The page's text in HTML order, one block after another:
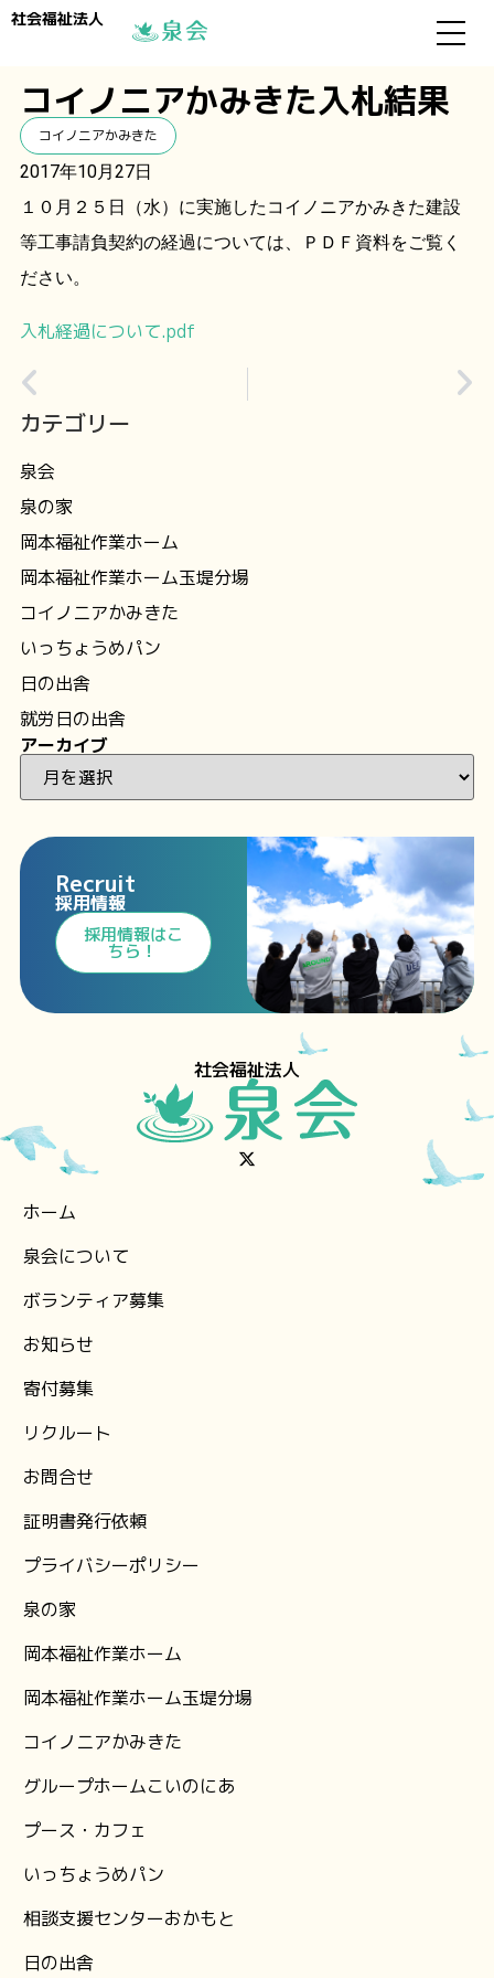
社会福祉法人
コイノニアかみきた入札結果
コイノニアかみきた
2017年10月27日
１０月２５日（水）に実施したコイノニアかみきた建設
等工事請負契約の経過については、ＰＤＦ資料をご覧く
ださい。
入札経過について.pdf
カテゴリー
泉会
泉の家
岡本福祉作業ホーム
岡本福祉作業ホーム玉堤分場
コイノニアかみきた
いっちょうめパン
日の出舎
就労日の出舎
アーカイブ
Recruit
採用情報
⁩採用情報⁩はこ
ちら！
社会福祉法人
ホーム
泉会について
ボランティア募集
お知らせ
⁨寄付募集
リクルート
お問合せ
証明書発行依頼
プライバシーポリシー
泉の家
岡本福祉作業ホーム
岡本福祉作業ホーム玉堤分場
コイノニアかみきた
グループホームこいのにあ
プース・カフェ
いっちょうめパン
相談支援センターおかもと
日の出舎